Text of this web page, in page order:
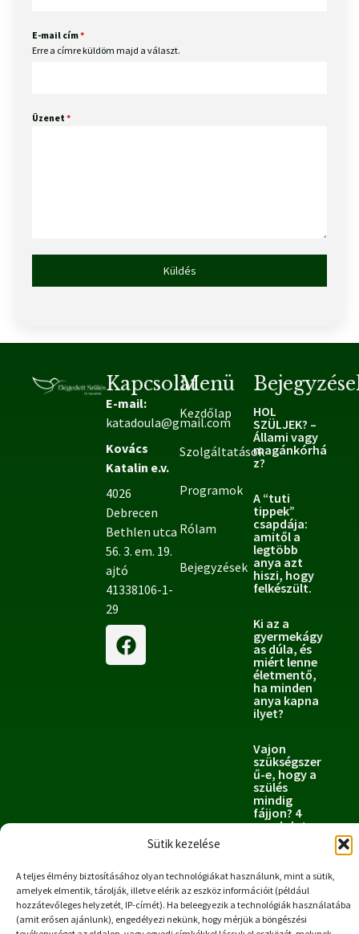
Sütik kezelése
A teljes élmény biztosításához olyan technológiákat használunk, mint a sütik,
amelyek elmentik, tárolják, illetve elérik az eszköz információit (például
hozzátevőleges helyzetét, IP-címét). Ha beleegyezik a technológiák használatába
(amit erősen ajánlunk), engedélyezi nekünk, hogy mérjük a böngészési
E-mail cím*
Erre a címre küldöm majd a választ.
Üzenet *
Küldés
Kapcsolat
E-mail:
katadoula@gmail.com
Kovács
Katalin e.v.
4026
Debrecen
Bethlen utca
56. 3. em. 19.
ajtó
41338106-1-
29
Menü
Kezdőlap
Szolgáltatások
Programok
Rólam
Bejegyzések
HOL
SZÜLJEK? –
Állami vagy
magánkórhá
z?
A “tuti
tippek”
csapdája:
amitől a
legtöbb
anya azt
hiszi, hogy
felkészült.
Ki az a
gyermekágy
as dúla, és
miért lenne
életmentő,
ha minden
anya kapna
ilyet?
Vajon
szükségszer
ű-e, hogy a
szülés
mindig
fájjon? 4
gondolat,
megszelidíte
ni, hogy az
megkönnyít
se a szülést?